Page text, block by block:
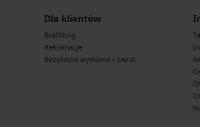
Dla klientów
Brafitting
Reklamacje
Bezpłatna wymiana i zwrot